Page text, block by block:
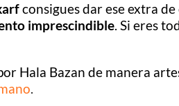
consigues dar ese extra
imprescindible. Si eres
Hala Bazan de manera
.